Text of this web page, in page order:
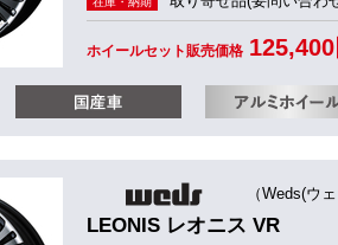
ホイールセット販売価格
（Weds(ウェ
LEONIS レオニス VR